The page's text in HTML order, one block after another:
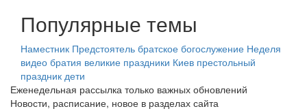
Популярные темы
Наместник Предстоятель братское богослужение Неделя
видео братия великие праздники Киев престольный
праздник дети
Еженедельная рассылка только важных обновлений
Новости, расписание, новое в разделах сайта